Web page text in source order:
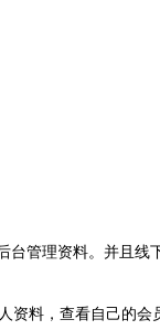
台管理资料。并且线
资料，查看自己的会